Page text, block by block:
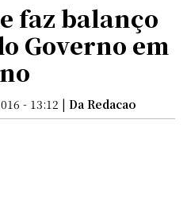
faz balanço
Governo em
- 13:12 | Da Redacao